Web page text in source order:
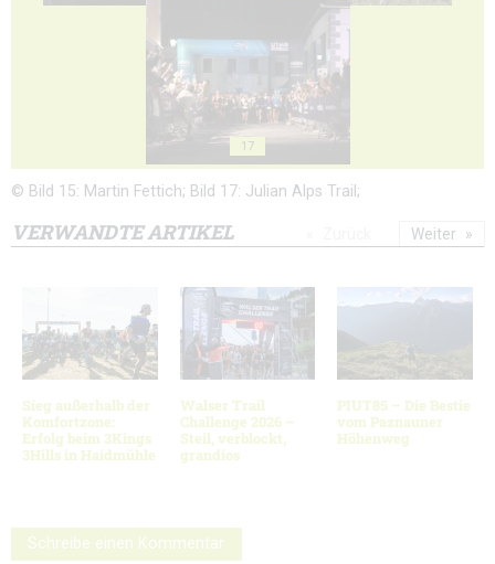
17
© Bild 15: Martin Fettich; Bild 17: Julian Alps Trail;
VERWANDTE ARTIKEL
Sieg außerhalb der
Komfortzone:
Erfolg beim 3Kings
3Hills in Haidmühle
Walser Trail
Challenge 2026 –
Steil, verblockt,
grandios
PIUT85 – Die Bestie
vom Paznauner
Höhenweg
Weiter
Schreibe einen Kommentar